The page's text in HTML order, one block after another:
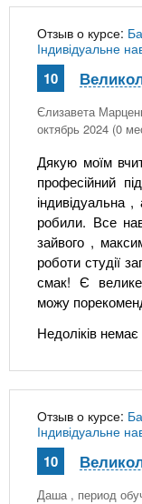
Отзыв о курсе:
Індивідуальне
Єлизавета
октябрь 2024 (0
Дякую моїм
професійний
індивідуальна
робили. Все
зайвого ,
роботи студії
смак! Є
можу
Недоліків немає
10
Отзыв о курсе:
Індивідуальне
Даша , период
10